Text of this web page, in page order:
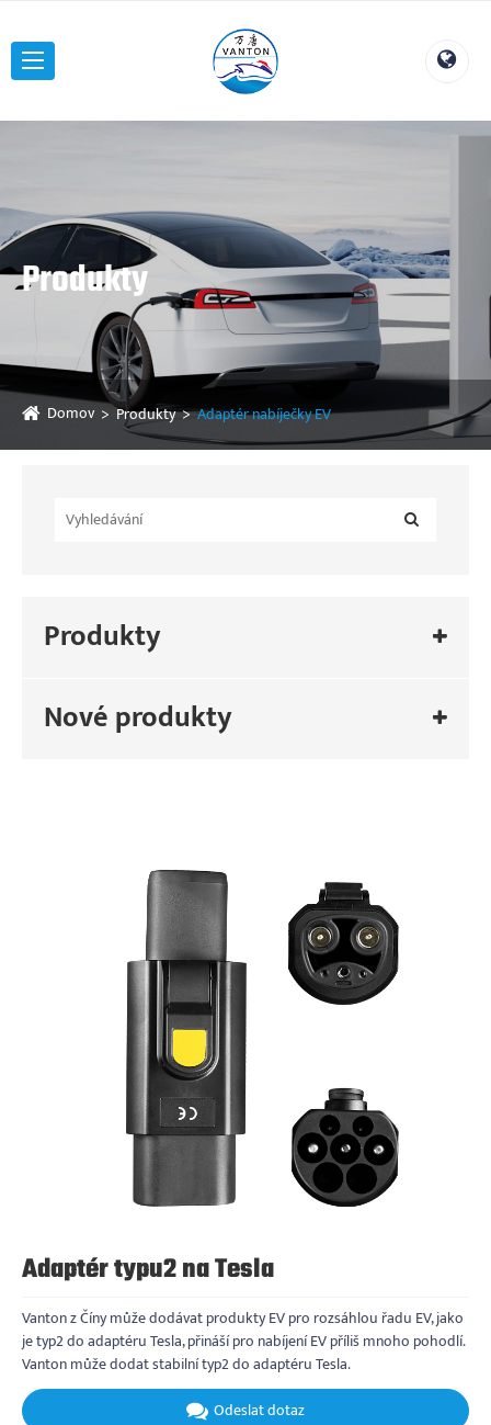
Produkty
Domov Produkty Adaptér nabíječky EV
Produkty
Nové produkty
Adaptér typu2 na Tesla
Vanton z Číny může dodávat produkty EV pro rozsáhlou řadu EV, jako
je typ2 do adaptéru Tesla, přináší pro nabíjení EV příliš mnoho pohodlí.
Vanton může dodat stabilní typ2 do adaptéru Tesla.
Odeslat dotaz